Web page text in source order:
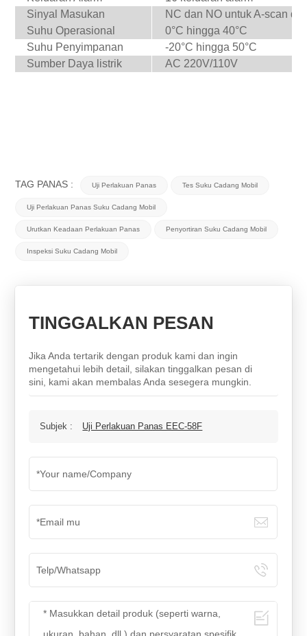
Sinyal Masukan
NC dan NO untuk A-scan
Suhu Operasional
0°C hingga 40°C
Suhu Penyimpanan
-20°C hingga 50°C
Sumber Daya listrik
AC 220V/110V
TAG PANAS : Uji Perlakuan Panas Tes Suku Cadang Mobil
Uji Perlakuan Panas Suku Cadang Mobil
Urutkan Keadaan Perlakuan Panas Penyortiran Suku Cadang Mobil
Inspeksi Suku Cadang Mobil
TINGGALKAN PESAN
Jika Anda tertarik dengan produk kami dan ingin
mengetahui lebih detail, silakan tinggalkan pesan di
sini, kami akan membalas Anda sesegera mungkin.
Subjek : Uji Perlakuan Panas EEC-58F